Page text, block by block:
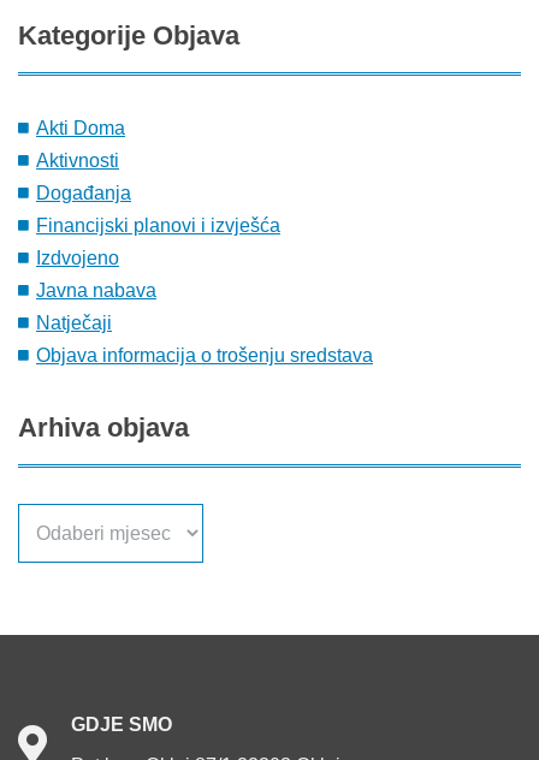
Kategorije Objava
Akti Doma
Aktivnosti
Događanja
Financijski planovi i izvješća
Izdvojeno
Javna nabava
Natječaji
Objava informacija o trošenju sredstava
Arhiva objava
GDJE SMO